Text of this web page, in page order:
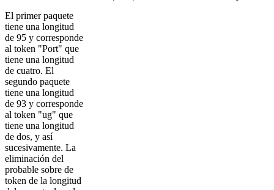
El primer paquete
tiene una longitud
de 95 y corresponde
al token "Port" que
tiene una longitud
de cuatro. El
segundo paquete
tiene una longitud
de 93 y corresponde
al token "ug" que
tiene una longitud
de dos, y así
sucesivamente. La
eliminación del
probable sobre de
token de la longitud